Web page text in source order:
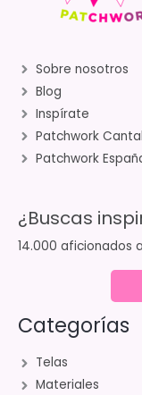
Sobre nosotros
Blog
Inspírate
Patchwork
Patchwork
¿Buscas
14.000 aficionados
Categorías
Telas
Materiales